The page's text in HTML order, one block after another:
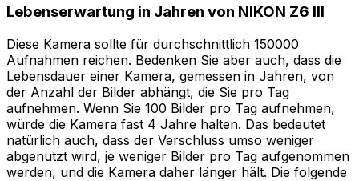
Lebenserwartung in Jahren von NIKON Z6 III
Diese Kamera sollte für durchschnittlich 150000
Aufnahmen reichen. Bedenken Sie aber auch, dass die
Lebensdauer einer Kamera, gemessen in Jahren, von
der Anzahl der Bilder abhängt, die Sie pro Tag
aufnehmen. Wenn Sie 100 Bilder pro Tag aufnehmen,
würde die Kamera fast 4 Jahre halten. Das bedeutet
natürlich auch, dass der Verschluss umso weniger
abgenutzt wird, je weniger Bilder pro Tag aufgenommen
werden, und die Kamera daher länger hält. Die folgende